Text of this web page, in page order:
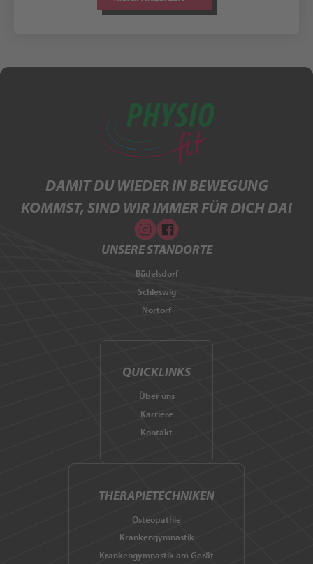
DAMIT DU WIEDER IN BEWEGUNG
KOMMST, SIND WIR IMMER FÜR DICH DA!
UNSERE STANDORTE
Büdelsdorf
Schleswig
Nortorf
QUICKLINKS
Über uns
Karriere
Kontakt
THERAPIETECHNIKEN
Osteopathie
Krankengymnastik
Krankengymnastik am Gerät